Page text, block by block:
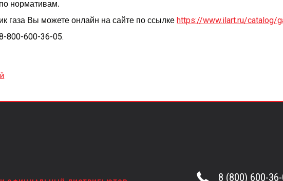
нормативам.
газа Вы можете онлайн на сайте по ссылке https://www.ilart.ru/catalog/
800-600-36-05.
8 (800) 600-